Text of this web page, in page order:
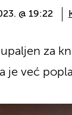
@ 19:22
za
je već